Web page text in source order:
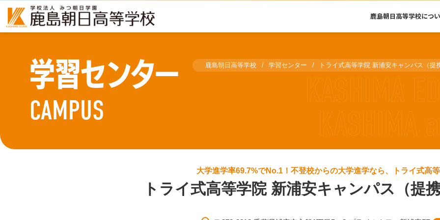
鹿島朝日高等学校につ
学習センター
CAMPUS
鹿島朝日高等学校 学習センター トライ式高等学院 新浦安キャンパス（提
大学進学率69.7%でNo.1！不登校からの大学進学なら、トライ式高
トライ式高等学院 新浦安キャンパス（提